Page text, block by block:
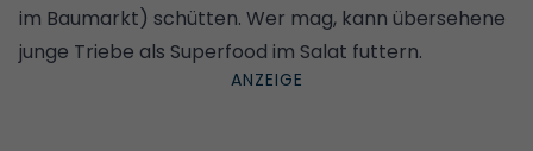
im Baumarkt) schütten. Wer mag, kann übersehene
junge Triebe als Superfood im Salat futtern.